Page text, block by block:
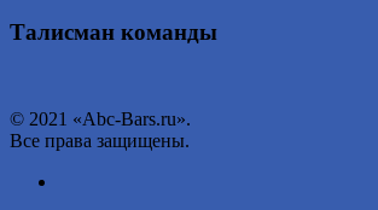
Талисман команды
© 2021 «Abc-Bars.ru».
Все права защищены.